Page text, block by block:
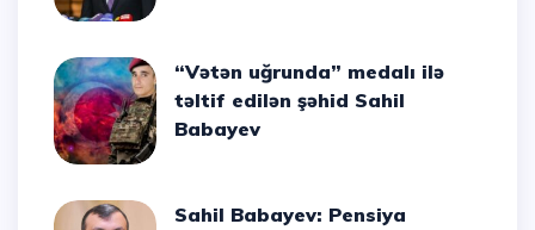
“Vətən uğrunda” medalı ilə
təltif edilən şəhid Sahil
Babayev
Sahil Babayev: Pensiya